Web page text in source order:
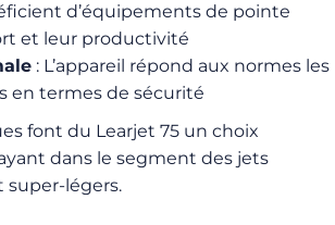
d’équipements de pointe
et leur productivité
: L’appareil répond aux normes les
en termes de sécurité
font du Learjet 75 un choix
dans le segment des jets
super-légers.